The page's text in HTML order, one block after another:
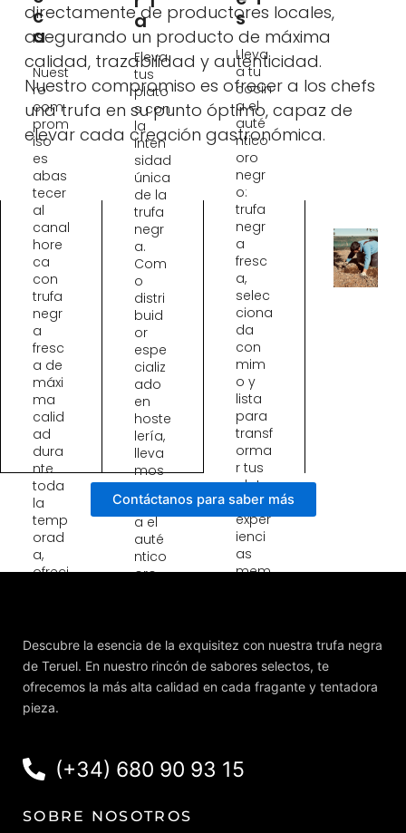
directamente de productores locales,
asegurando un producto de máxima
calidad, trazabilidad y autenticidad.
Nuestro compromiso es ofrecer a los chefs
una trufa en su punto óptimo, capaz de
elevar cada creación gastronómica.
C
A
Nuest
ro
com
prom
iso
es
abas
tecer
al
canal
hore
ca
con
trufa
negr
a
fresc
a de
máxi
ma
calid
ad
dura
nte
toda
la
temp
orad
a,
ofreci
nistro
fiable
y
const
ante
resta
urant
profe
A
Eleva
tus
plato
s con
la
inten
sidad
única
de la
trufa
negr
a.
Com
o
distri
buid
or
espe
cializ
ado
en
hoste
lería,
lleva
mos
a tu
cocin
a el
auté
ntico
oro
o y
selec
ciona
do,
orma
r
recet
S
Lleva
a tu
cocin
a el
auté
ntico
oro
negr
o:
trufa
negr
a
fresc
a,
selec
ciona
da
con
mim
o y
lista
para
transf
orma
r tus
plato
s en
exper
ienci
as
mem
gas
as y
calid
da,
porq
Contáctanos para saber más
Descubre la esencia de la exquisitez con nuestra trufa negra
de Teruel. En nuestro rincón de sabores selectos, te
ofrecemos la más alta calidad en cada fragante y tentadora
pieza.
(+34) 680 90 93 15
SOBRE NOSOTROS